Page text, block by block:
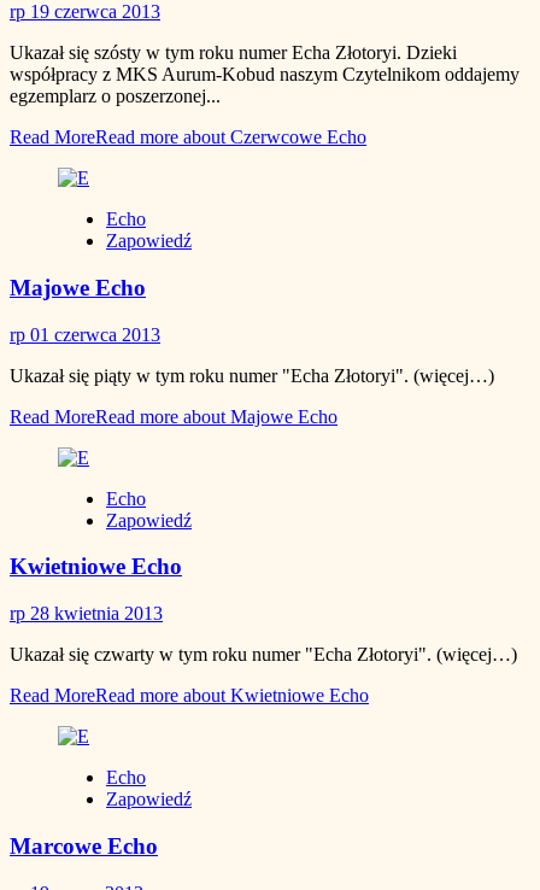
rp 19 czerwca 2013
Ukazał się szósty w tym roku numer Echa Złotoryi. Dzieki
współpracy z MKS Aurum-Kobud naszym Czytelnikom oddajemy
egzemplarz o poszerzonej...
Read MoreRead more about Czerwcowe Echo
Echo
Zapowiedź
Majowe Echo
rp 01 czerwca 2013
Ukazał się piąty w tym roku numer "Echa Złotoryi". (więcej…)
Read MoreRead more about Majowe Echo
Echo
Zapowiedź
Kwietniowe Echo
rp 28 kwietnia 2013
Ukazał się czwarty w tym roku numer "Echa Złotoryi". (więcej…)
Read MoreRead more about Kwietniowe Echo
Echo
Zapowiedź
Marcowe Echo